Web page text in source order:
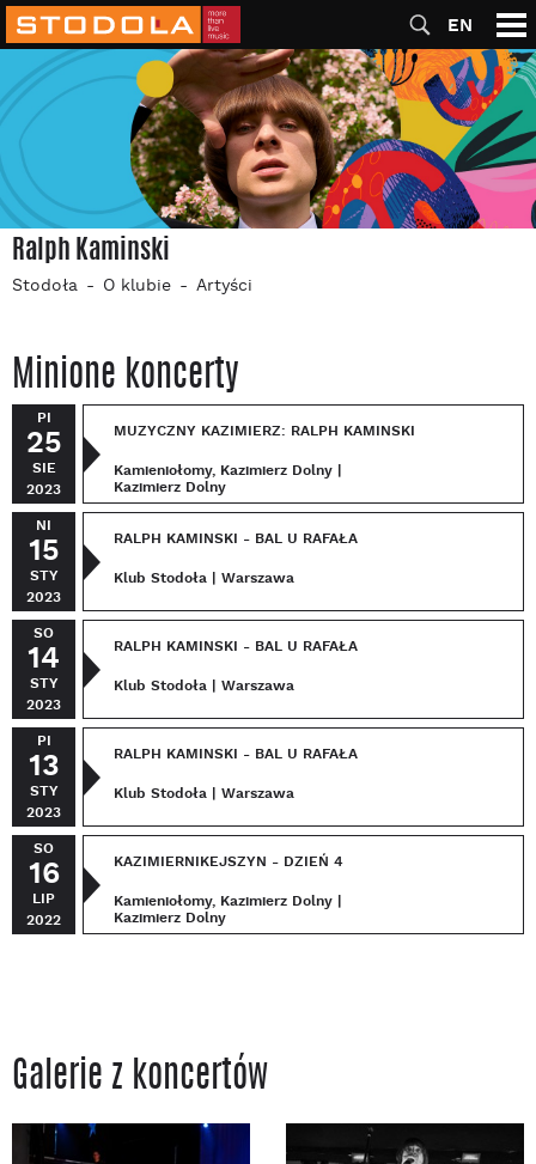
EN
Ralph Kaminski
Stodoła O klubie Artyści
Minione koncerty
PI
25
SIE
2023
MUZYCZNY KAZIMIERZ: RALPH KAMINSKI
Kamieniołomy, Kazimierz Dolny |
Kazimierz Dolny
NI
15
STY
2023
RALPH KAMINSKI - BAL U RAFAŁA
Klub Stodoła | Warszawa
SO
14
STY
2023
RALPH KAMINSKI - BAL U RAFAŁA
Klub Stodoła | Warszawa
PI
13
STY
2023
RALPH KAMINSKI - BAL U RAFAŁA
Klub Stodoła | Warszawa
SO
16
LIP
2022
KAZIMIERNIKEJSZYN - DZIEŃ 4
Kamieniołomy, Kazimierz Dolny |
Kazimierz Dolny
Galerie z koncertów